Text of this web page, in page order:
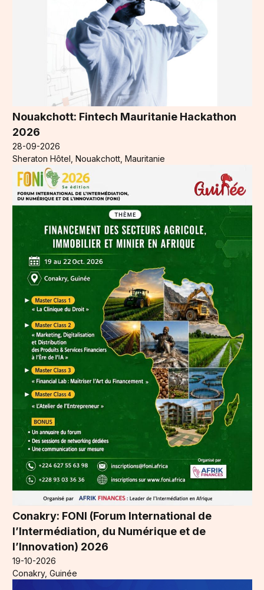
Nouakchott: Fintech Mauritanie Hackathon
2026
28-09-2026
Sheraton Hôtel, Nouakchott, Mauritanie
Conakry: FONI (Forum International de
l’Intermédiation, du Numérique et de
l’Innovation) 2026
19-10-2026
Conakry, Guinée